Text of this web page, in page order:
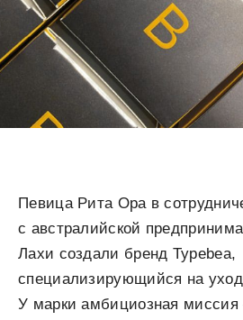
Певица Рита Ора в
с австралийской
Лахи создали бренд Typebea,
специализирующийся на
У марки амбициозная